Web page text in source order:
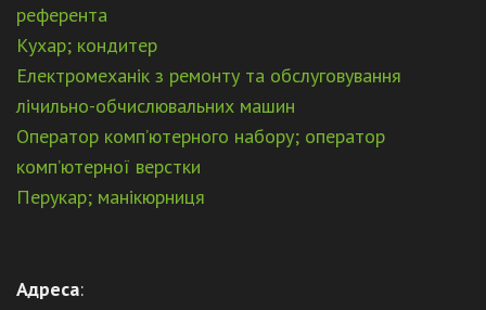
референта
Кухар; кондитер
Електромеханік з ремонту та обслуговування
лічильно-обчислювальних машин
Оператор комп’ютерного набору; оператор
комп’ютерної верстки
Перукар; манікюрниця
Адреса: